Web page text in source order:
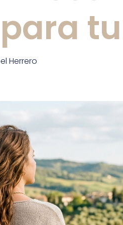
Herrero